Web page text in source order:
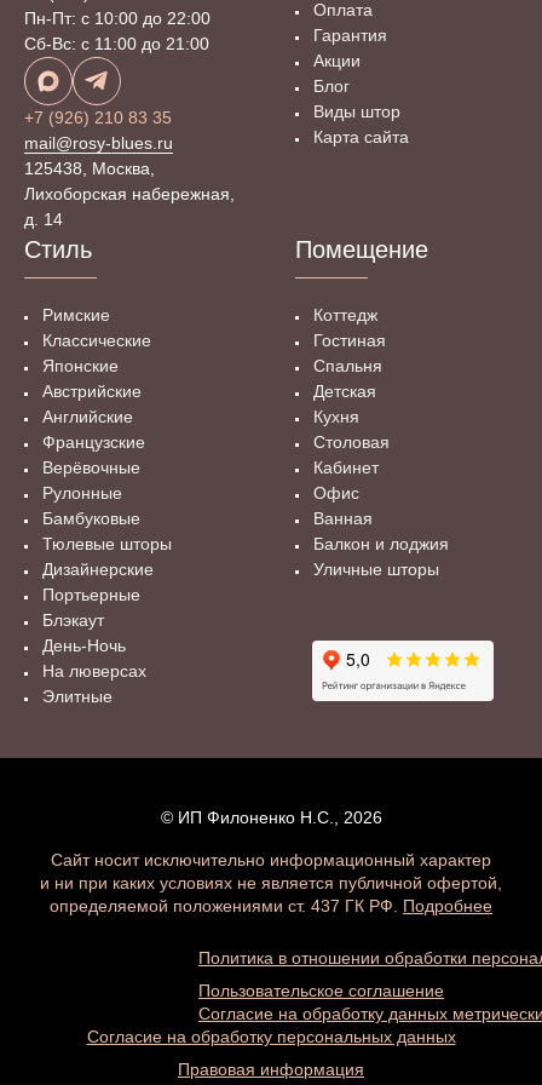
Выбор цвета изделия
Что касается цвета шторы для ванной комнаты, то тут
выбор велик. Игра с цветом предоставляет множество
возможностей.
Можно поиграть на контрасте – яркое пятно на окне,
сочетающееся с каким-либо мелким атрибутом
интерьера вроде небольшого шкафчика или коврика,
оживит комнату и добавит радостных ноток. А можно
повесить шторы, сливающиеся со стеной, и тогда они
создадут загадочную, но изящную атмосферу. Никогда
не будет лишней белая штора для ванной – это
особая изюминка в ванной любого стиля.
В салоне «Рози Блюз» Вы сможете заказать шторы в
ванную комнату с учётом стилистики, индивидуальных
размеров ваших окон и других особенностей
помещения, а также ваших личных предпочтений.
Заказав работу в нашем ателье - цена Вас приятно
удивит!
На сайте нашего салона «Рози Блюз» вы можете
заказать шторы для ванной комнаты и превратить
её в настоящую зону релакса и комфорта!
Пн-Пт: с 10:00 до 22:00
Сб-Вс: с 11:00 до 21:00
+7 (926) 210 83 35
mail@rosy-blues.ru
125438, Москва,
Лихоборская набережная,
д. 14
Оплата
Гарантия
Акции
Блог
Виды штор
Карта сайта
Стиль
Римские
Классические
Японские
Австрийские
Английские
Французские
Верёвочные
Рулонные
Бамбуковые
Тюлевые шторы
Дизайнерские
Портьерные
Блэкаут
День-Ночь
На люверсах
Элитные
Помещение
Коттедж
Гостиная
Спальня
Детская
Кухня
Столовая
Кабинет
Офис
Ванная
Балкон и лоджия
Уличные шторы
© ИП Филоненко Н.С., 2026
Сайт носит исключительно информационный характер
и ни при каких условиях не является публичной офертой,
определяемой положениями ст. 437 ГК РФ. Подробнее
Политика в отношении обработки
Пользовательское соглашение
Согласие на обработку данных
Согласие на обработку персональных данных
Правовая информация